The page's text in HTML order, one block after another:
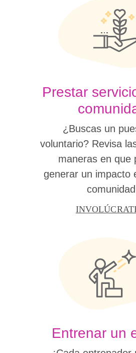
Prestar
¿Buscas un
voluntario? Revisa
maneras en que
generar un impacto
Entrenar un